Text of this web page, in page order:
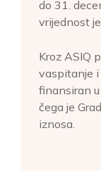
do 31.
vrijednost
Kroz ASIQ
vaspitanje i
finansiran
čega je
iznosa.